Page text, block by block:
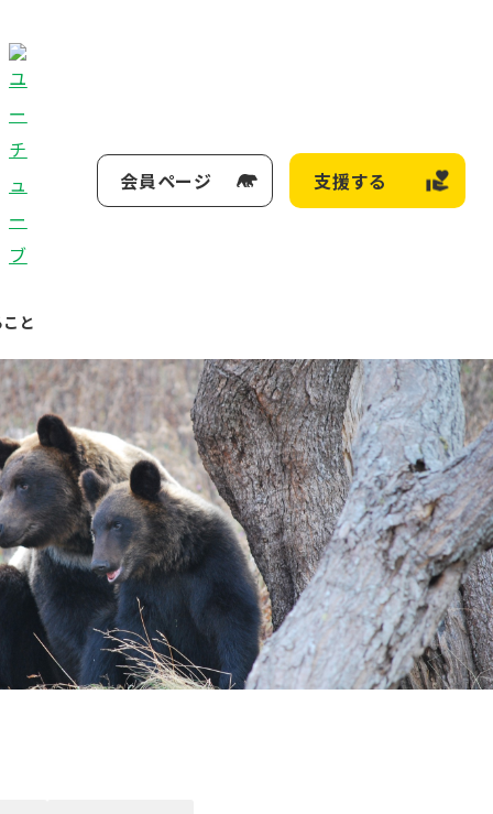
と
会員ページ 支援する